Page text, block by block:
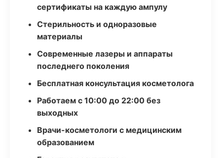
сертификаты на каждую ампулу
Стерильность и одноразовые
материалы
Современные лазеры и аппараты
последнего поколения
Бесплатная консультация косметолога
Работаем с 10:00 до 22:00 без
выходных
Врачи-косметологи с медицинским
образованием